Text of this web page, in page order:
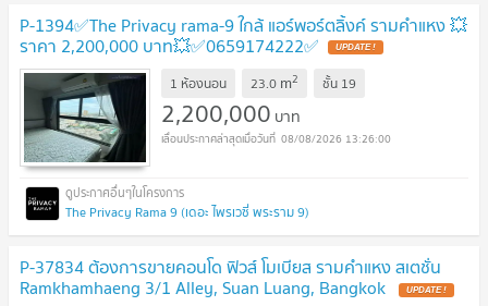
P-1394✅The Privacy rama-9 ใกล้ แอร์พอร์ตลิ้งค์ รามคำแหง 💥
ราคา 2,200,000 บาท💥✅0659174222✅ UPDATE !
1 ห้องนอน 23.0 m2 ชั้น 19
2,200,000 บาท
08/08/2026 13:26:00
The Privacy Rama 9 (เดอะ ไพรเวซี่ พระราม 9)
P-37834 ต้องการขายคอนโด ฟิวส์ โมเบียส รามคำแหง สเตชั่น
Ramkhamhaeng 3/1 Alley, Suan Luang, Bangkok UPDATE !